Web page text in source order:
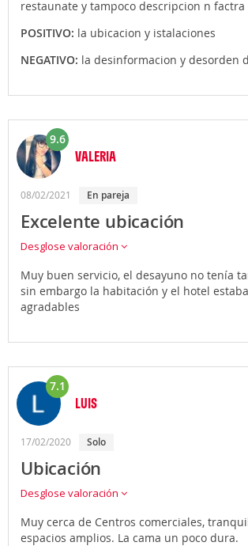
restaunate y tampoco descripcion n
POSITIVO: la ubicacion y istalaciones
NEGATIVO: la desinformacion y desorden
9.6
VALERIA
08/02/2021 en pareja
Excelente ubicación
Desglose valoración
Muy buen servicio, el desayuno no tenía
sin embargo la habitación y el hotel
agradables
7.1
LUIS
17/02/2020 solo
Ubicación
Desglose valoración
Muy cerca de Centros comerciales,
espacios amplios. La cama un poco dura.